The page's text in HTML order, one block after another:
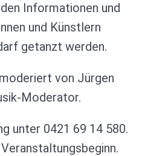
Informationen und
und Künstlern
getanzt werden.
von Jürgen
Moderator.
unter 0421 69 14 580.